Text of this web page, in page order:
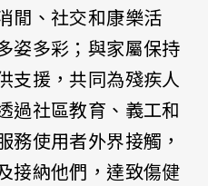
閒、社交和康樂活
姿多彩；與家屬保持
支援，共同為殘疾人
過社區教育、義工和
務使用者外界接觸，
接納他們，達致傷健